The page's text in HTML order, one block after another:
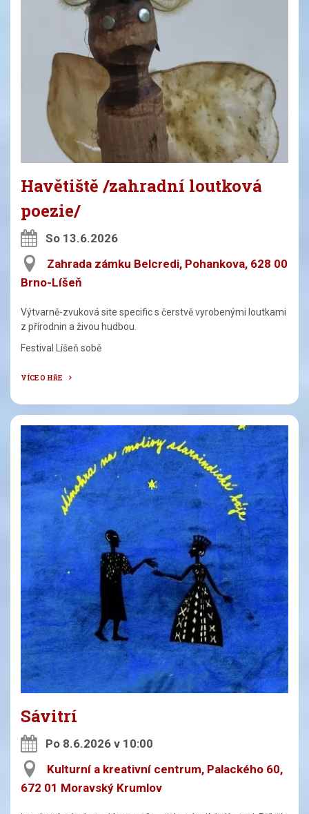
Havětiště /zahradní loutková
poezie/
So 13.6.2026
Zahrada zámku Belcredi, Pohankova, 628 00
Brno-Líšeň
Výtvarně-zvuková site specific s čerstvě vyrobenými loutkami
z přírodnin a živou hudbou.
Festival Líšeň sobě
VÍCE O HŘE
Sávitrí
Po 8.6.2026 v 10:00
Kulturní a kreativní centrum, Palackého 60,
672 01 Moravský Krumlov